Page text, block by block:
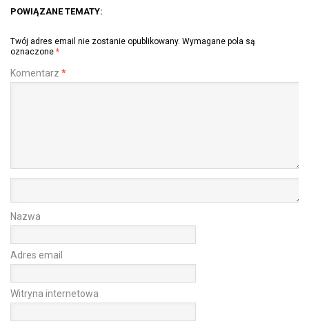
POWIĄZANE TEMATY:
Twój adres email nie zostanie opublikowany. Wymagane pola są
oznaczone *
Komentarz *
Nazwa
Adres email
Witryna internetowa